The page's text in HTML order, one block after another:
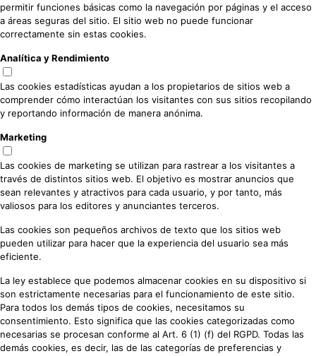
permitir funciones básicas como la navegación por páginas y el acceso
a áreas seguras del sitio. El sitio web no puede funcionar
correctamente sin estas cookies.
Analítica y Rendimiento
Las cookies estadísticas ayudan a los propietarios de sitios web a
comprender cómo interactúan los visitantes con sus sitios recopilando
y reportando información de manera anónima.
Marketing
Las cookies de marketing se utilizan para rastrear a los visitantes a
través de distintos sitios web. El objetivo es mostrar anuncios que
sean relevantes y atractivos para cada usuario, y por tanto, más
valiosos para los editores y anunciantes terceros.
Las cookies son pequeños archivos de texto que los sitios web
pueden utilizar para hacer que la experiencia del usuario sea más
eficiente.
La ley establece que podemos almacenar cookies en su dispositivo si
son estrictamente necesarias para el funcionamiento de este sitio.
Para todos los demás tipos de cookies, necesitamos su
consentimiento. Esto significa que las cookies categorizadas como
necesarias se procesan conforme al Art. 6 (1) (f) del RGPD. Todas las
demás cookies, es decir, las de las categorías de preferencias y